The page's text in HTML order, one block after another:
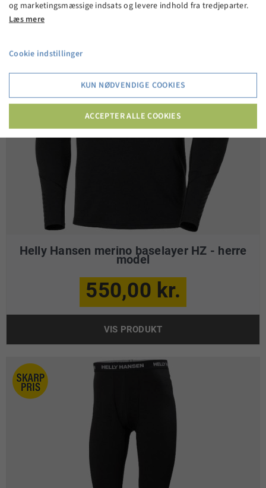
Helly Hansen merino baselayer HZ - herre
model
550,00 kr.
VIS PRODUKT
og marketingsmæssige indsats og levere indhold fra tredjeparter.
Læs mere
Cookie indstillinger
KUN NØDVENDIGE COOKIES
ACCEPTER ALLE COOKIES